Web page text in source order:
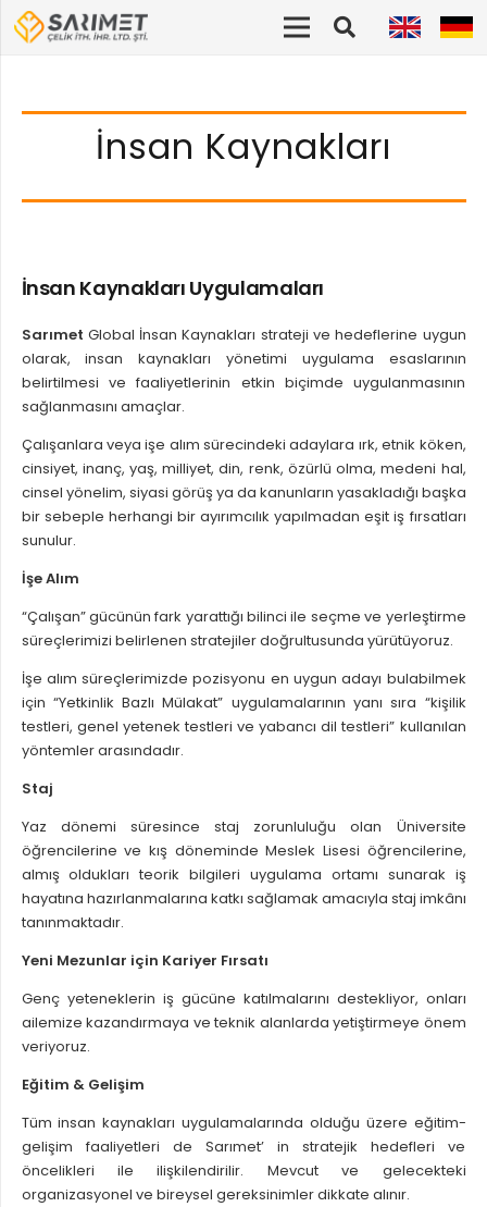
İnsan Kaynakları
İnsan Kaynakları Uygulamaları
Sarımet Global İnsan Kaynakları strateji ve hedeflerine uygun
olarak, insan kaynakları yönetimi uygulama esaslarının
belirtilmesi ve faaliyetlerinin etkin biçimde uygulanmasının
sağlanmasını amaçlar.
Çalışanlara veya işe alım sürecindeki adaylara ırk, etnik köken,
cinsiyet, inanç, yaş, milliyet, din, renk, özürlü olma, medeni hal,
cinsel yönelim, siyasi görüş ya da kanunların yasakladığı başka
bir sebeple herhangi bir ayırımcılık yapılmadan eşit iş fırsatları
sunulur.
İşe Alım
“Çalışan” gücünün fark yarattığı bilinci ile seçme ve yerleştirme
süreçlerimizi belirlenen stratejiler doğrultusunda yürütüyoruz.
İşe alım süreçlerimizde pozisyonu en uygun adayı bulabilmek
için “Yetkinlik Bazlı Mülakat” uygulamalarının yanı sıra “kişilik
testleri, genel yetenek testleri ve yabancı dil testleri” kullanılan
yöntemler arasındadır.
Staj
Yaz dönemi süresince staj zorunluluğu olan Üniversite
öğrencilerine ve kış döneminde Meslek Lisesi öğrencilerine,
almış oldukları teorik bilgileri uygulama ortamı sunarak iş
hayatına hazırlanmalarına katkı sağlamak amacıyla staj imkânı
tanınmaktadır.
Yeni Mezunlar için Kariyer Fırsatı
Genç yeteneklerin iş gücüne katılmalarını destekliyor, onları
ailemize kazandırmaya ve teknik alanlarda yetiştirmeye önem
veriyoruz.
Eğitim & Gelişim
Tüm insan kaynakları uygulamalarında olduğu üzere eğitim-
gelişim faaliyetleri de Sarımet’ in stratejik hedefleri ve
öncelikleri ile ilişkilendirilir. Mevcut ve gelecekteki
organizasyonel ve bireysel gereksinimler dikkate alınır.